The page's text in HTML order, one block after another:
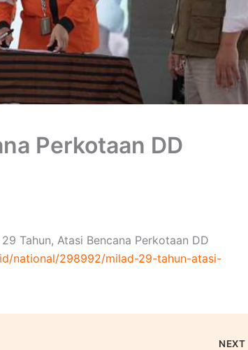
Perkotaan DD
Tahun, Atasi Bencana Perkotaan DD
national/298992/milad-29-tahun-atasi-
NEXT